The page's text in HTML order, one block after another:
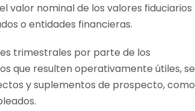
valor nominal de los valores fiduciarios
o entidades financieras.
trimestrales por parte de los
que resulten operativamente útiles, se
y suplementos de prospecto, como